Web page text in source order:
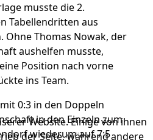
musste die 2.
Tabellendritten aus
Thomas Nowak, der
aushelfen musste,
Position nach vorne
ins Team.
0:3 in den Doppeln
in den Einzeln zum
wiederum auf 7:5
Website. Einige von ihnen
der Seite, während andere